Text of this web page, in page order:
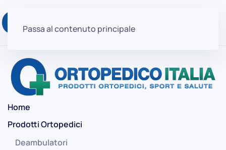
Passa al contenuto principale
Home
Prodotti Ortopedici
Deambulatori